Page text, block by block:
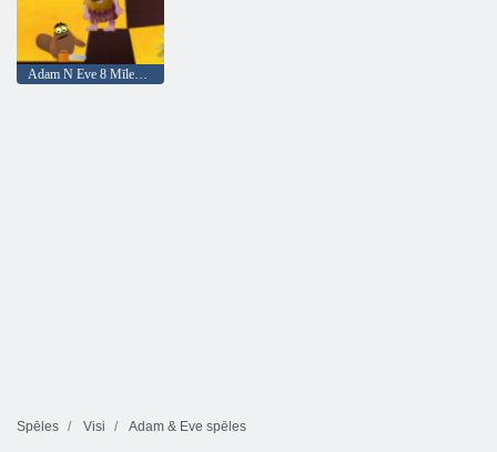
Spēles Visi Adam & Eve spēles